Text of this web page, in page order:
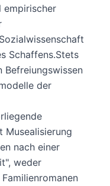
empirischer
Schaffens.Stets
der
Musealisierung
nach einer
weder